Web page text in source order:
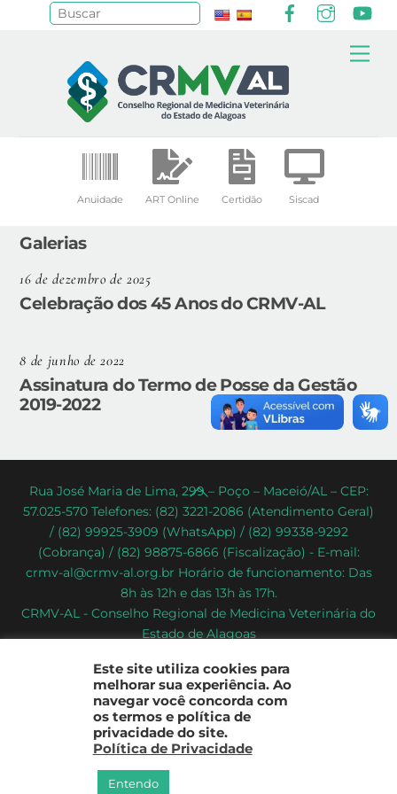
Anuidade ART Online Certidão Siscad
Galerias
16 de dezembro de 2025
Celebração dos 45 Anos do CRMV-AL
8 de junho de 2022
Assinatura do Termo de Posse da Gestão
2019-2022
Back
To
Top
Rua José Maria de Lima, 299 – Poço – Maceió/AL – CEP:
57.025-570 Telefones: (82) 3221-2086 (Atendimento Geral)
/ (82) 99925-3909 (WhatsApp) / (82) 99338-9292
(Cobrança) / (82) 98875-6866 (Fiscalização) - E-mail:
crmv-al@crmv-al.org.br Horário de funcionamento: Das
8h às 12h e das 13h às 17h.
CRMV-AL - Conselho Regional de Medicina Veterinária do
Estado de Alagoas
Este site utiliza cookies para
melhorar sua experiência. Ao
navegar você concorda com
os termos e política de
privacidade do site.
Política de Privacidade
Entendo